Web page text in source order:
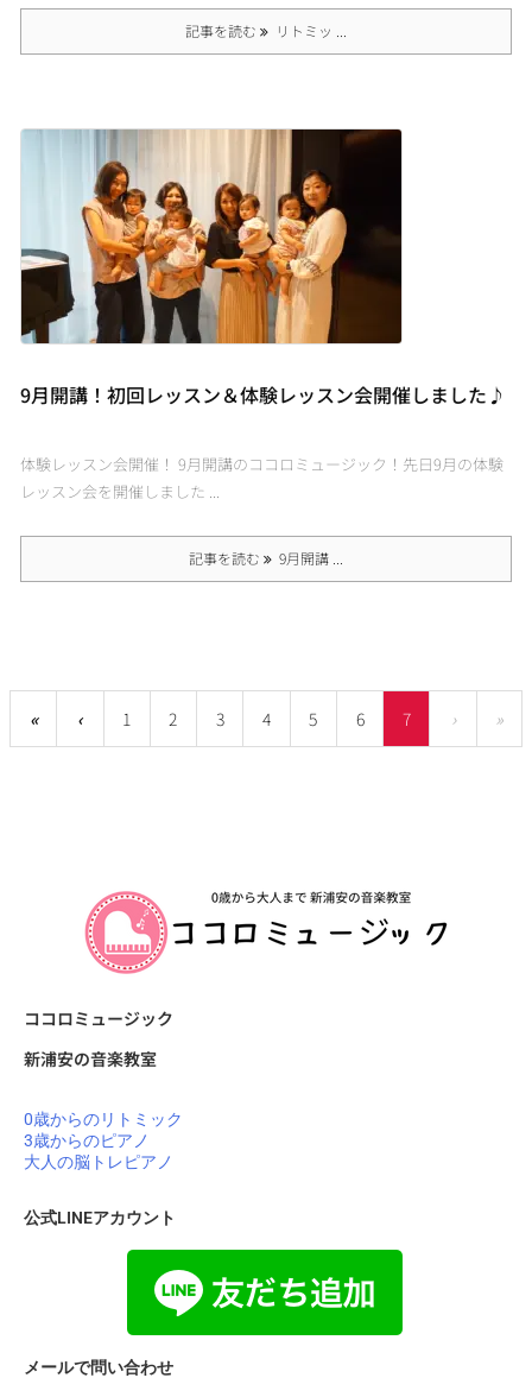
記事を読む リトミッ ...
9月開講！初回レッスン＆体験レッスン会開催しました♪
体験レッスン会開催！ 9月開講のココロミュージック！先日9月の体験
レッスン会を開催しました ...
記事を読む 9月開講 ...
« ‹ 1 2 3 4 5 6 7 › »
ココロミュージック
新浦安の音楽教室
0歳からのリトミック
3歳からのピアノ
大人の脳トレピアノ
公式LINEアカウント
メールで問い合わせ